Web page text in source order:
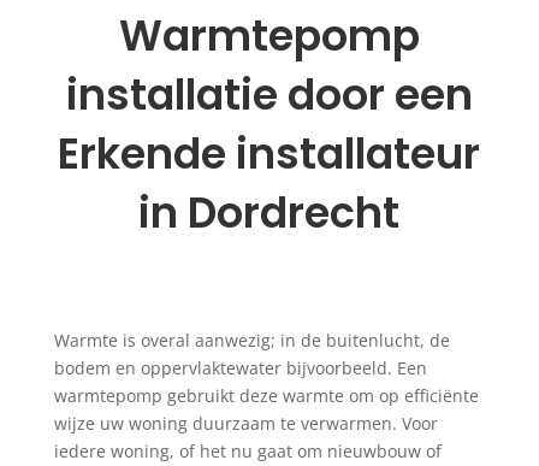
Warmtepomp
installatie door een
Erkende installateur
in Dordrecht
Warmte is overal aanwezig; in de buitenlucht, de
bodem en oppervlaktewater bijvoorbeeld. Een
warmtepomp gebruikt deze warmte om op efficiënte
wijze uw woning duurzaam te verwarmen. Voor
iedere woning, of het nu gaat om nieuwbouw of